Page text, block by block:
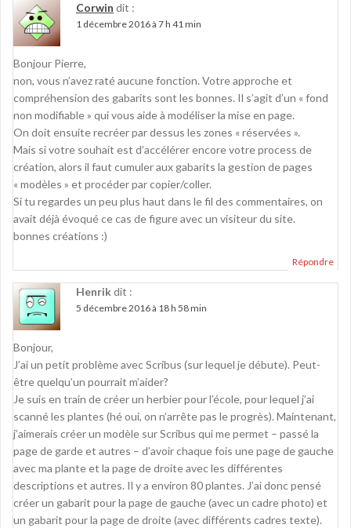
Corwin dit :
1 décembre 2016 à 7 h 41 min
Bonjour Pierre,
non, vous n’avez raté aucune fonction. Votre approche et
compréhension des gabarits sont les bonnes. Il s’agit d’un « fond
non modifiable » qui vous aide à modéliser la mise en page.
On doit ensuite recréer par dessus les zones « réservées ».
Mais si votre souhait est d’accélérer encore votre process de
création, alors il faut cumuler aux gabarits la gestion de pages
« modèles » et procéder par copier/coller.
Si tu regardes un peu plus haut dans le fil des commentaires, on
avait déjà évoqué ce cas de figure avec un visiteur du site.
bonnes créations :)
Répondre
Henrikdit :
5 décembre 2016 à 18 h 58 min
Bonjour,
J’ai un petit problème avec Scribus (sur lequel je débute). Peut-
être quelqu’un pourrait m’aider?
Je suis en train de créer un herbier pour l’école, pour lequel j’ai
scanné les plantes (hé oui, on n’arrête pas le progrès). Maintenant,
j’aimerais créer un modèle sur Scribus qui me permet – passé la
page de garde et autres – d’avoir chaque fois une page de gauche
avec ma plante et la page de droite avec les différentes
descriptions et autres. Il y a environ 80 plantes. J’ai donc pensé
créer un gabarit pour la page de gauche (avec un cadre photo) et
un gabarit pour la page de droite (avec différents cadres texte).